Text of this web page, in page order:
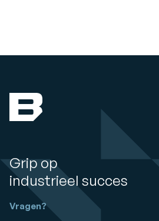
Grip op
industrieel succes
Vragen?